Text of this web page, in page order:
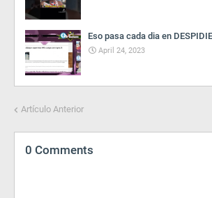
Eso pasa cada dia en
April 24, 2023
Artículo Anterior
0 Comments